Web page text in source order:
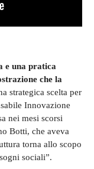
e una pratica
che la
strategica scelta per
Innovazione
nei mesi scorsi
Botti, che aveva
torna allo scopo
sociali”.